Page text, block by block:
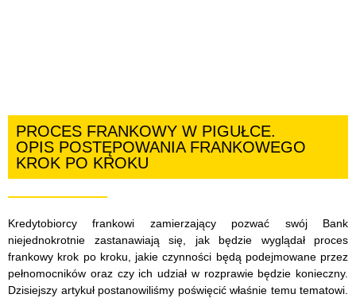
PROCES FRANKOWY W PIGUŁCE.
OPIS POSTĘPOWANIA FRANKOWEGO
KROK PO KROKU
Kredytobiorcy frankowi zamierzający pozwać swój Bank
niejednokrotnie zastanawiają się, jak będzie wyglądał proces
frankowy krok po kroku, jakie czynności będą podejmowane przez
pełnomocników oraz czy ich udział w rozprawie będzie konieczny.
Dzisiejszy artykuł postanowiliśmy poświęcić właśnie temu tematowi.